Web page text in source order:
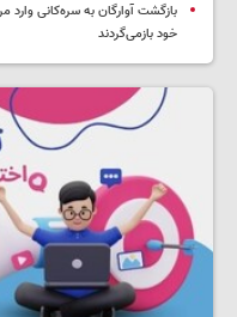
خود بازمی‌گردند